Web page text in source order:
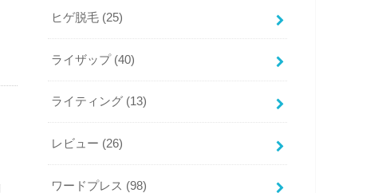
ヒゲ脱毛 (25)
ライザップ (40)
ライティング (13)
レビュー (26)
ワードプレス (98)